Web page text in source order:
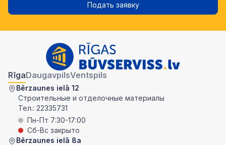
Подать заявку
RīgaDaugavpilsVentspils
Bērzaunes ielā 12
Строительные и отделочные материалы
Тел.: 22335731
Пн-Пт 7:30-17:00
Сб-Вс закрыто
Bērzaunes ielā 8a